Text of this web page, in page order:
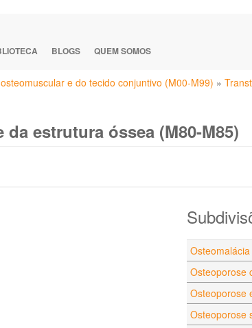
BLOGS QUEM SOMOS
e do tecido conjuntivo (M00-M99) »
estrutura óssea (M80-M85)
Osteoporose
Osteoporose
Osteoporose